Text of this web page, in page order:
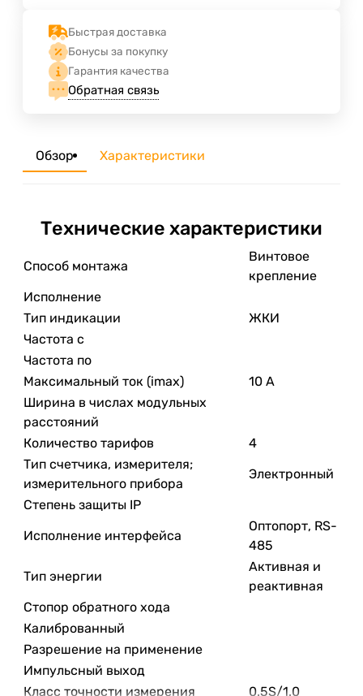
Быстрая доставка
Бонусы за покупку
Гарантия качества
Обратная связь
Обзор Характеристики
Технические характеристики
Способ монтажа
Винтовое
крепление
Исполнение
Тип индикации
ЖКИ
Частота с
Частота по
Максимальный ток (imax)
10 А
Ширина в числах модульных
расстояний
Количество тарифов
4
Тип счетчика, измерителя;
измерительного прибора
Электронный
Степень защиты IP
Исполнение интерфейса
Оптопорт, RS-
485
Тип энергии
Активная и
реактивная
Стопор обратного хода
Калиброванный
Разрешение на применение
Импульсный выход
Класс точности измерения
0.5S/1.0